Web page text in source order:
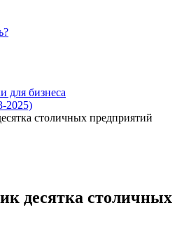
для бизнеса
2025)
столичных предприятий
десятка столичных